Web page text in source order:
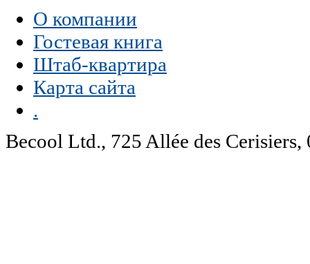
О компании
Гостевая книга
Штаб-квартира
Карта сайта
.
Becool Ltd., 725 Allée des